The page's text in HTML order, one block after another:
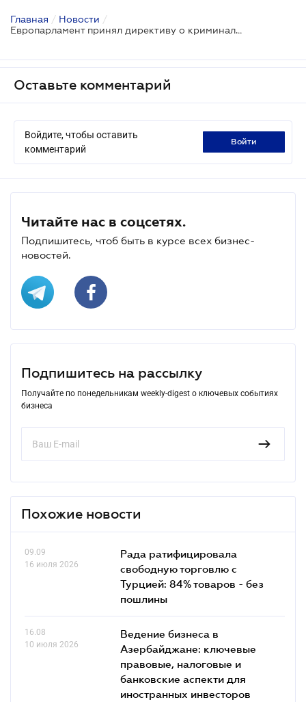
Главная / Новости /
Европарламент принял директиву о криминализации нарушения и обхода санкций ЕС
Оставьте комментарий
Войдите, чтобы оставить
комментарий
войти
Читайте нас в соцсетях.
Подпишитесь, чтоб быть в курсе всех бизнес-
новостей.
Подпишитесь на рассылку
Получайте по понедельникам weekly-digest о ключевых событиях
бизнеса
Похожие новости
09.09
16 июля 2026
Рада ратифицировала
свободную торговлю с
Турцией: 84% товаров - без
пошлины
16.08
10 июля 2026
Ведение бизнеса в
Азербайджане: ключевые
правовые, налоговые и
банковские аcпекти для
иностранных инвесторов